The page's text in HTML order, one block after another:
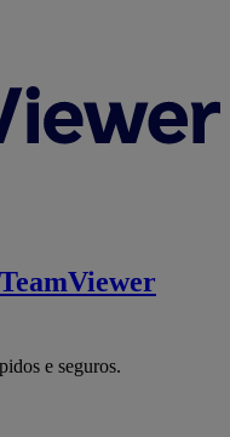
TeamViewer
e seguros.